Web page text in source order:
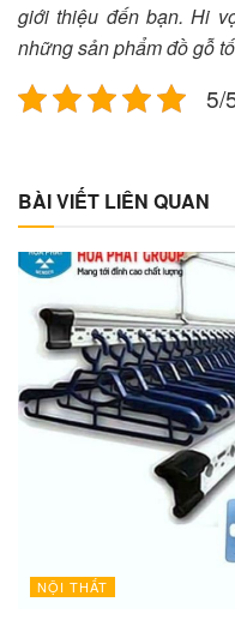
giới thiệu đến bạn. Hi
những sản phẩm đồ gỗ
5/
BÀI VIẾT LIÊN QUAN
NỘI THẤT